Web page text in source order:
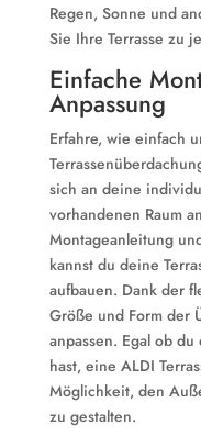
Regen, Sonne und
Sie Ihre Terrasse zu
Einfache
Anpassung
Erfahre, wie einfach
sich an deine
vorhandenen Raum
Montageanleitung
kannst du deine
aufbauen. Dank der
Größe und Form der
anpassen. Egal ob
hast, eine ALDI
Möglichkeit, den
zu gestalten.